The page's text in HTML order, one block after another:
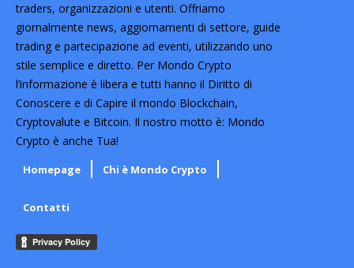
traders, organizzazioni e utenti. Offriamo
giornalmente news, aggiornamenti di settore, guide
trading e partecipazione ad eventi, utilizzando uno
stile semplice e diretto. Per Mondo Crypto
l’informazione è libera e tutti hanno il Diritto di
Conoscere e di Capire il mondo Blockchain,
Cryptovalute e Bitcoin. Il nostro motto è: Mondo
Crypto è anche Tua!
Homepage Chi è Mondo Crypto
Contatti